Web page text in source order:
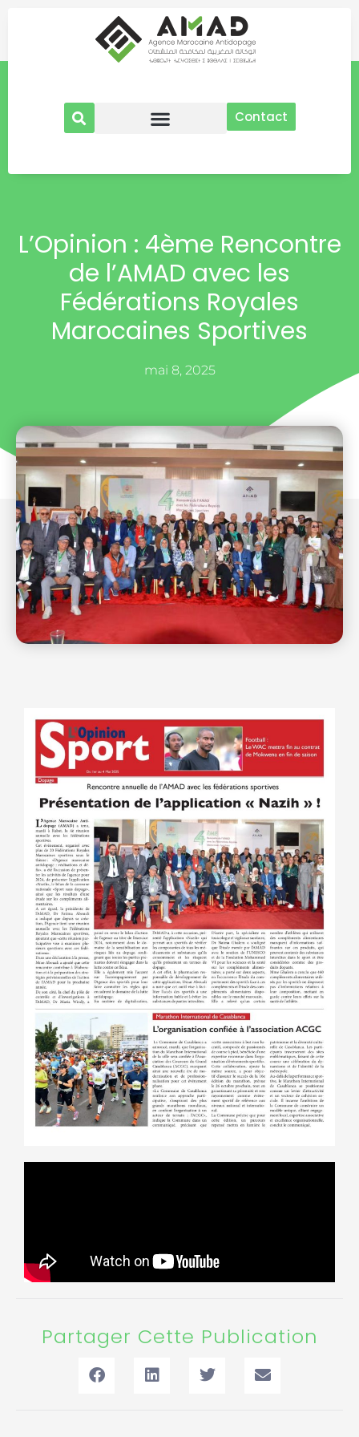
Contact
L’Opinion : 4ème Rencontre
de l’AMAD avec les
Fédérations Royales
Marocaines Sportives
mai 8, 2025
Partager Cette Publication